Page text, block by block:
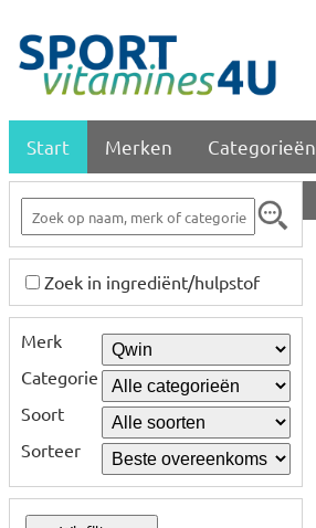
Start Merken Categorieën
Zoek in ingrediënt/hulpstof
Merk
Categorie
Soort
Sorteer